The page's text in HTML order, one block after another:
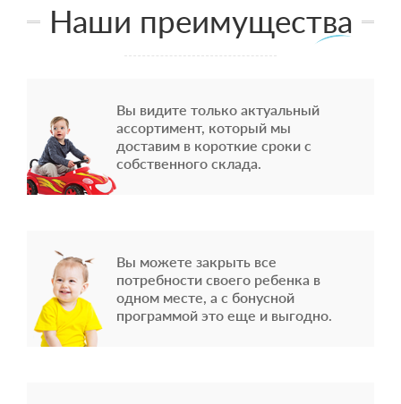
Наши преимущества
Вы видите только актуальный
ассортимент, который мы
доставим в короткие сроки с
собственного склада.
Вы можете закрыть все
потребности своего ребенка в
одном месте, а с бонусной
программой это еще и выгодно.